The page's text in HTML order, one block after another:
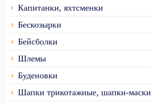
Капитанки, яхтсменки
Бескозырки
Бейсболки
Шлемы
Буденовки
Шапки трикотажные, шапки-маски